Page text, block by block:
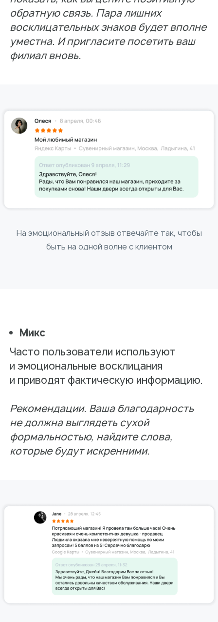
обратную связь. Пара лишних
восклицательных знаков будет вполне
уместна. И пригласите посетить ваш
филиал вновь.
На эмоциональный отзыв отвечайте так, чтобы
быть на одной волне с клиентом
Микс
Часто пользователи используют
и эмоциональные восклицания
и приводят фактическую информацию.
Рекомендации. Ваша благодарность
не должна выглядеть сухой
формальностью, найдите слова,
которые будут искренними.
с инсайтами локального продвижения
Перейти в Telegram